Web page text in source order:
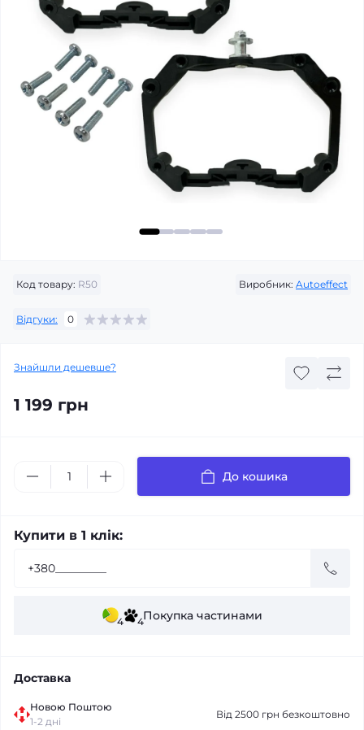
Код товару: R50 Виробник: Autoeffect
Відгуки: 0
Знайшли дешевше?
1 199 грн
До кошика
Купити в 1 клік:
4 4Покупка частинами
Доставка
Новою Поштою
1-2 дні
Від 2500 грн безкоштовно